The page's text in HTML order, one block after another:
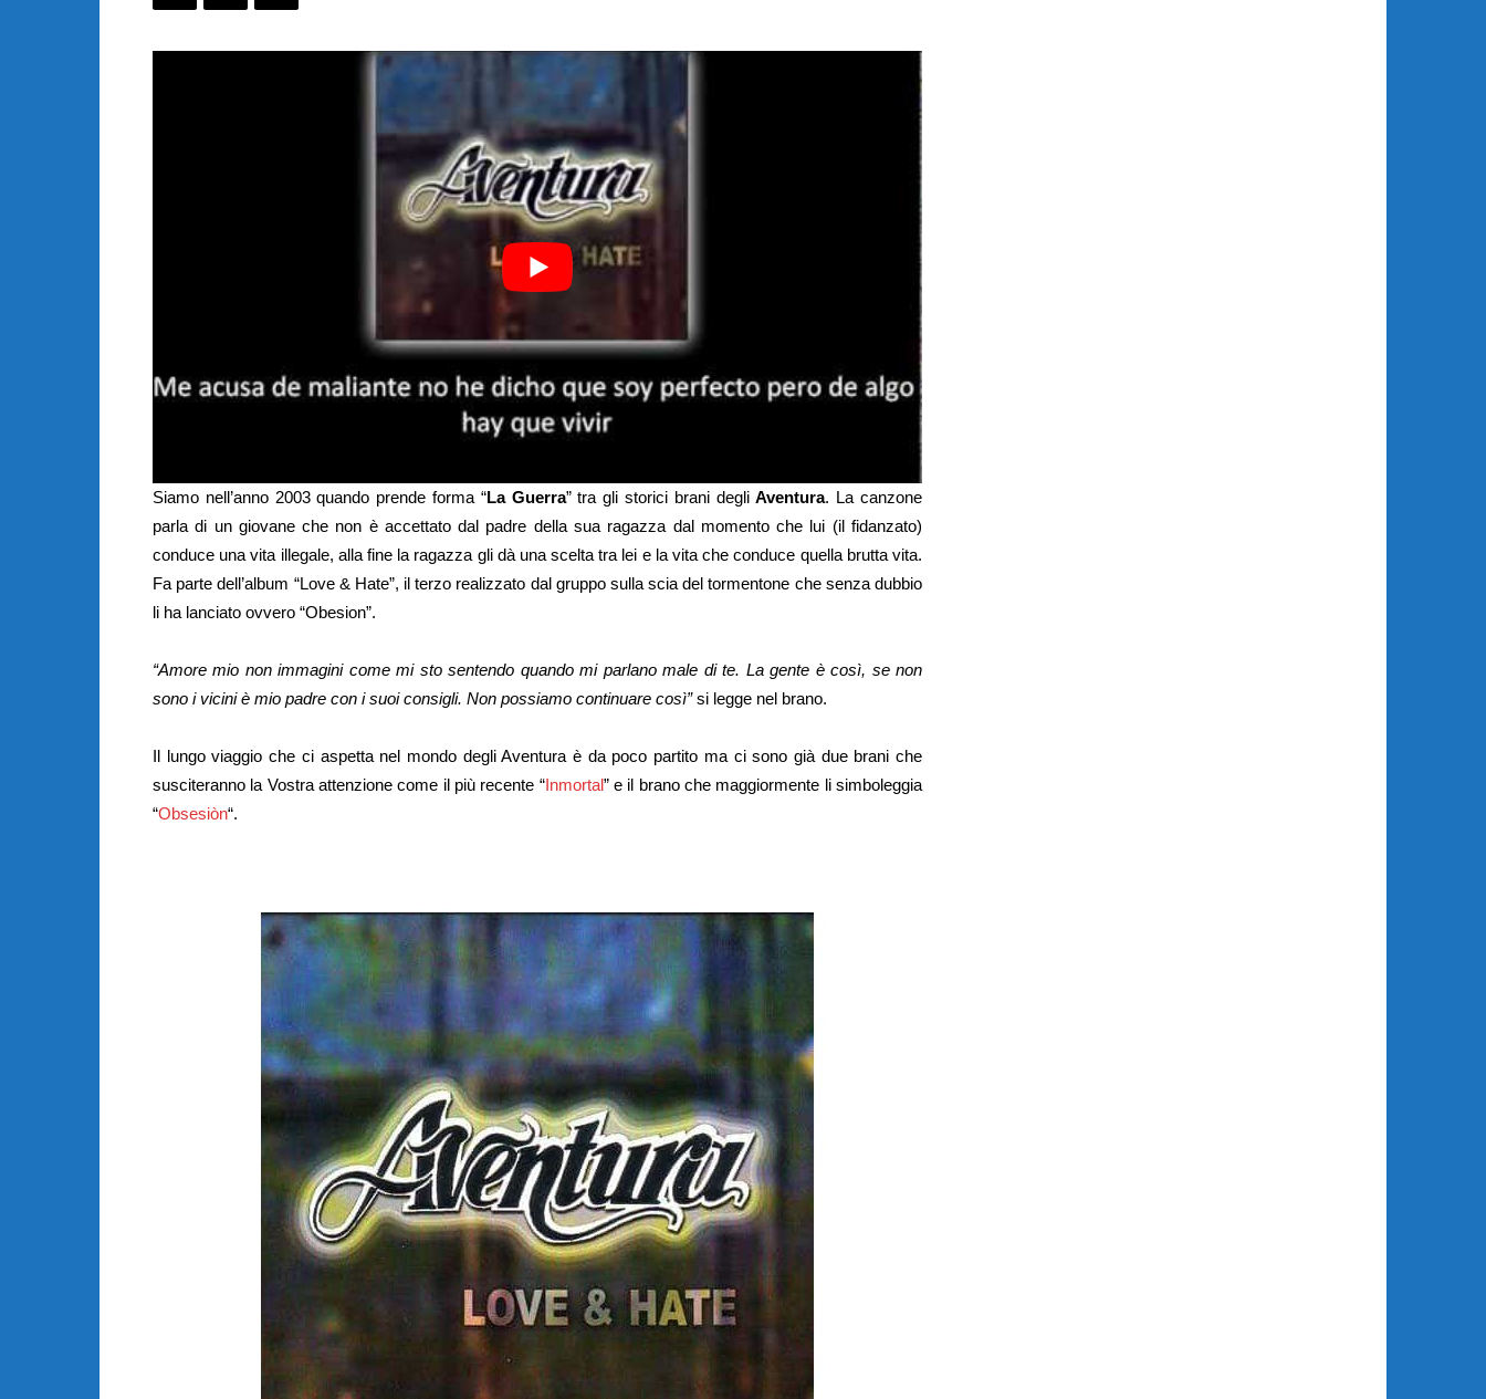
Siamo nell’anno 2003 quando prende forma “La Guerra” tra gli storici brani degliAventura. La canzone
parla di un giovane che non è accettato dal padre della sua ragazza dal momento che lui (il fidanzato)
conduce una vita illegale, alla fine la ragazza gli dà una scelta tra lei e la vita che conduce quella brutta vita.
Fa parte dell’album “Love & Hate”, il terzo realizzato dal gruppo sulla scia del tormentone che senza dubbio
li ha lanciato ovvero “Obesion”.
“Amore mio non immagini come mi sto sentendo quando mi parlano male di te. La gente è così, se non
sono i vicini è mio padre con i suoi consigli. Non possiamo continuare così”si legge nel brano.
Il lungo viaggio che ci aspetta nel mondo degli Aventura è da poco partito ma ci sono già due brani che
susciteranno la Vostra attenzione come il più recente “Inmortal” e il brano che maggiormente li simboleggia
“Obsesiòn“.